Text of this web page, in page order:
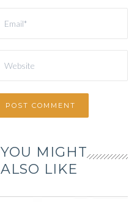
YOU MIGHT
ALSO LIKE